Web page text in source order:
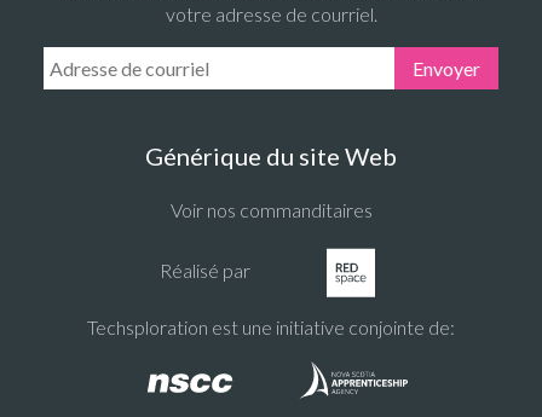
votre adresse de courriel.
Email Address: Envoyer
Générique du site Web
Voir nos commanditaires
Réalisé par
Techsploration est une initiative conjointe de: